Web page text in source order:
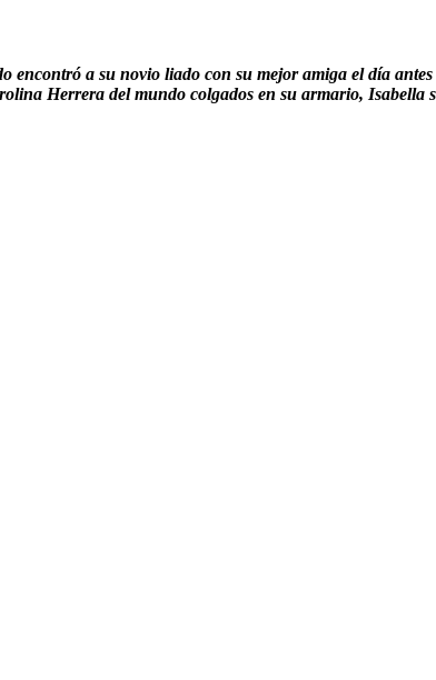
a su novio liado con su mejor amiga el día antes
Herrera del mundo colgados en su armario,